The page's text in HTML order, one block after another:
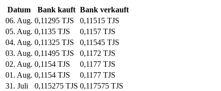
Datum Bank kauft Bank verkauft
06. Aug. 0,11295 TJS
0,11515 TJS
05. Aug. 0,1135 TJS
0,1157 TJS
04. Aug. 0,11325 TJS
0,11545 TJS
03. Aug. 0,11495 TJS
0,1172 TJS
02. Aug. 0,1154 TJS
0,1177 TJS
01. Aug. 0,1154 TJS
0,1177 TJS
31. Juli
0,115275 TJS 0,117575 TJS